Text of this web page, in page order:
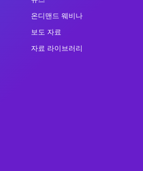
온디맨드 웨비나
보도 자료
자료 라이브러리